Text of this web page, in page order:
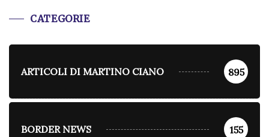
CATEGORIE
ARTICOLI DI MARTINO CIANO 895
BORDER NEWS 155